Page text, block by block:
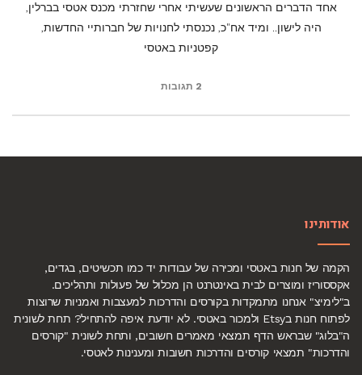
אחד הדברים הראשונים שעשיתי אחרי שחזרתי מכנס אטסי בברלין,
היה לישון.. ומיד אח"כ, נכנסתי לחנויות של חברותיי החדשות,
קפטניות באטסי
2 תגובות
אודותינו
הקמה של חנות באטסי ומכירה של עבודות יד כמו תכשיטים, בגדים,
אקססוריז ומוצרים לבית באינטרנט הן מכלול של פעולות ותהליכים.
ב"לימיצ" אנחנו מתמקדות בקורסים והדרכות למעצבות ואמניות שרוצות
לפתוח חנות בEtsy ולמכור באטסי. לא יודעת איפה להתחיל? תחת לשונית
ה"בלוג" שבראש הדף תמצאי מאמרים חשובים, ותחת לשונית "קורסים
והדרכות" תמצאי קורסים והדרכות חשובות ומענינות לאטסי.